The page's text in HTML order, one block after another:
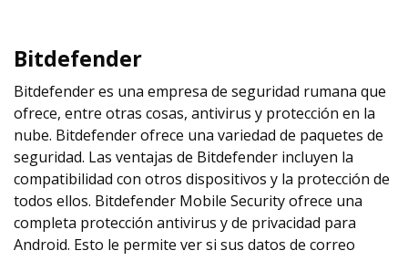
Bitdefender
Bitdefender es una empresa de seguridad rumana que
ofrece, entre otras cosas, antivirus y protección en la
nube. Bitdefender ofrece una variedad de paquetes de
seguridad. Las ventajas de Bitdefender incluyen la
compatibilidad con otros dispositivos y la protección de
todos ellos. Bitdefender Mobile Security ofrece una
completa protección antivirus y de privacidad para
Android. Esto le permite ver si sus datos de correo